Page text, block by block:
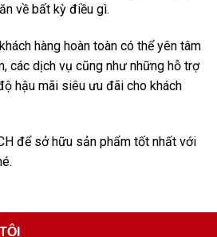
về bất kỳ điều gì.
hàng hoàn toàn có thể yên tâm
các dịch vụ cũng như những hỗ trợ
hậu mãi siêu ưu đãi cho khách
để sở hữu sản phẩm tốt nhất với